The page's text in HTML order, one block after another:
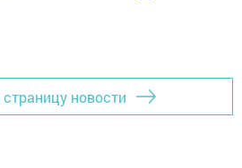
новости